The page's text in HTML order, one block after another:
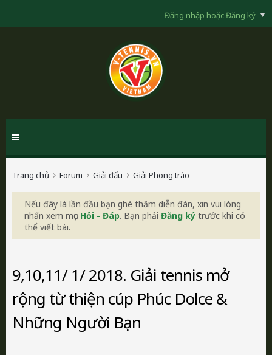
Đăng nhập hoặc Đăng ký
Trang chủ Forum Giải đấu Giải Phong trào
Nếu đây là lần đầu bạn ghé thăm diễn đàn, xin vui lòng
nhấn xem mục Hỏi - Đáp. Bạn phải Đăng ký trước khi có
thể viết bài.
9,10,11/ 1/ 2018. Giải tennis mở
rộng từ thiện cúp Phúc Dolce &
Những Người Bạn